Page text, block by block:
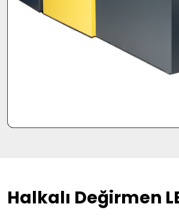
Halkalı Değirmen